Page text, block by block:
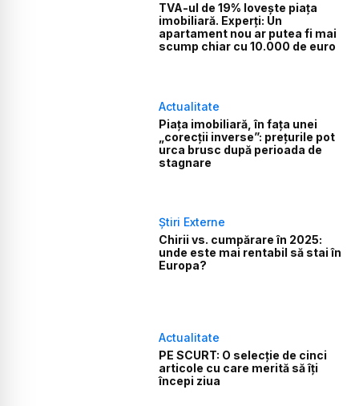
TVA-ul de 19% lovește piața
imobiliară. Experți: Un
apartament nou ar putea fi mai
scump chiar cu 10.000 de euro
Actualitate
Piața imobiliară, în fața unei
„corecții inverse”: prețurile pot
urca brusc după perioada de
stagnare
Știri Externe
Chirii vs. cumpărare în 2025:
unde este mai rentabil să stai în
Europa?
Actualitate
PE SCURT: O selecție de cinci
articole cu care merită să îți
începi ziua